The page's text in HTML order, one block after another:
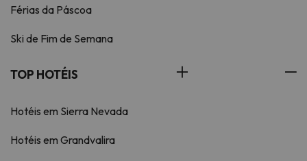
Férias da Páscoa
Ski de Fim de Semana
TOP HOTÉIS
Hotéis em Sierra Nevada
Hotéis em Grandvalira